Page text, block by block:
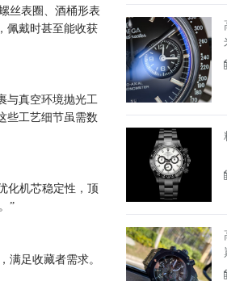
丝表圈、酒桶形表
佩戴时甚至能收获
与真空环境抛光工
些工艺细节虽需数
化机芯稳定性，顶
”
满足收藏者需求。